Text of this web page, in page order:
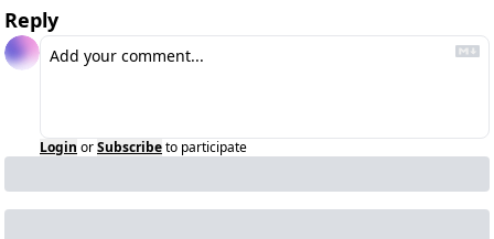
Reply
Login orSubscribeto participate